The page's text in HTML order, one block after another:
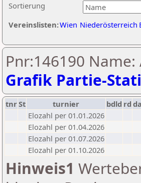
Sortierung
Vereinslisten:Wien Niederösterreich
Pnr:146190
Grafik Partie-
tnrSt turnier bdld rd
Elozahl per 01.01.2026
Elozahl per 01.04.2026
Elozahl per 01.07.2026
Elozahl per 01.10.2026
Hinweis1